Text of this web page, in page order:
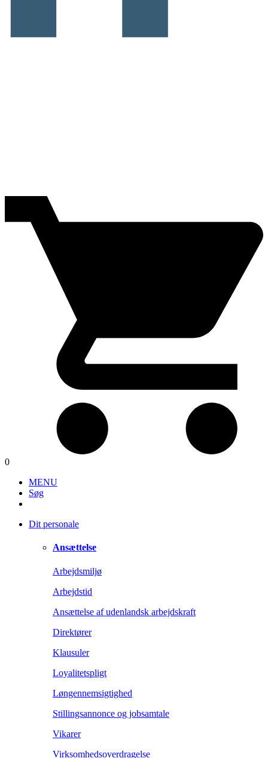
0
MENU
Søg
Dit personale
Ansættelse
Arbejdsmiljø
Arbejdstid
Ansættelse af udenlandsk arbejdskraft
Direktører
Klausuler
Loyalitetspligt
Løngennemsigtighed
Stillingsannonce og jobsamtale
Vikarer
Virksomhedsoverdragelse